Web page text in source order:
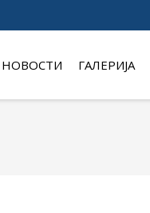
НОВОСТИ ГАЛЕРИЈА